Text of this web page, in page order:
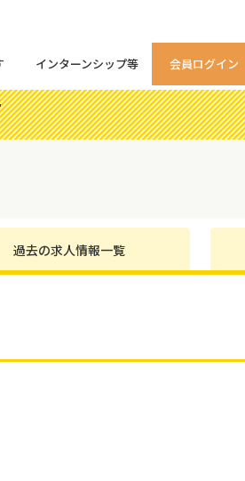
インターンシップ等 会員ログイン
過去の求人情報一覧